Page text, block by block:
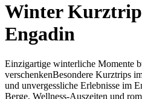
Winter
Engadin
Einzigartige winterliche Momente
verschenkenBesondere Kurztrips
und unvergessliche Erlebnisse im
Berge, Wellness-Auszeiten und